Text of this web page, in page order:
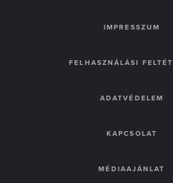
IMPRESSZUM
FELHASZNÁLÁSI
ADATVÉDELEM
KAPCSOLAT
MÉDIAAJÁNLAT